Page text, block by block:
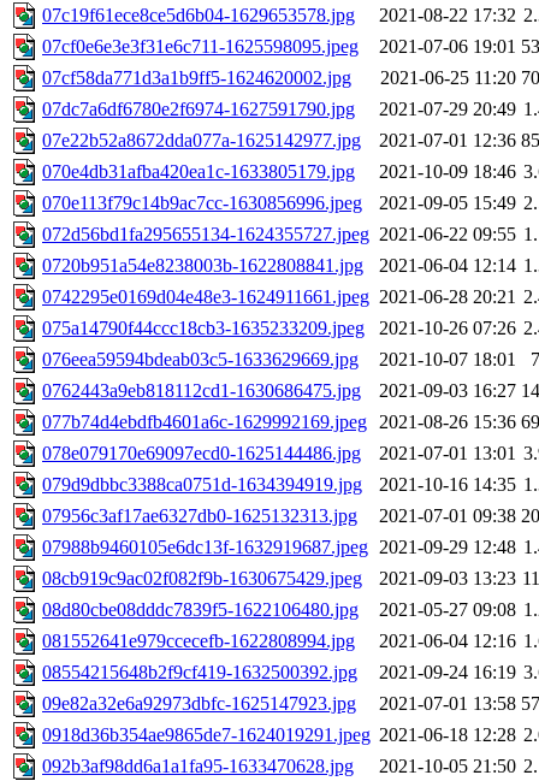
07c19f61ece8ce5d6b04-1629653578.jpg
2021-08-22 17:32
07cf0e6e3e3f31e6c711-1625598095.jpeg
2021-07-06 19:01
07cf58da771d3a1b9ff5-1624620002.jpg
2021-06-25 11:20
07dc7a6df6780e2f6974-1627591790.jpg
2021-07-29 20:49
07e22b52a8672dda077a-1625142977.jpg
2021-07-01 12:36
070e4db31afba420ea1c-1633805179.jpg
2021-10-09 18:46
070e113f79c14b9ac7cc-1630856996.jpeg
2021-09-05 15:49
072d56bd1fa295655134-1624355727.jpeg 2021-06-22 09:55
0720b951a54e8238003b-1622808841.jpg
2021-06-04 12:14
0742295e0169d04e48e3-1624911661.jpeg 2021-06-28 20:21
075a14790f44ccc18cb3-1635233209.jpeg
2021-10-26 07:26
076eea59594bdeab03c5-1633629669.jpg
2021-10-07 18:01
0762443a9eb818112cd1-1630686475.jpg
2021-09-03 16:27
077b74d4ebdfb4601a6c-1629992169.jpeg 2021-08-26 15:36
078e079170e69097ecd0-1625144486.jpg
2021-07-01 13:01
079d9dbbc3388ca0751d-1634394919.jpg
2021-10-16 14:35
07956c3af17ae6327db0-1625132313.jpg
2021-07-01 09:38
07988b9460105e6dc13f-1632919687.jpeg 2021-09-29 12:48
08cb919c9ac02f082f9b-1630675429.jpeg
2021-09-03 13:23
08d80cbe08dddc7839f5-1622106480.jpg
2021-05-27 09:08
081552641e979ccecefb-1622808994.jpg
2021-06-04 12:16
08554215648b2f9cf419-1632500392.jpg
2021-09-24 16:19
09e82a32e6a92973dbfc-1625147923.jpg
2021-07-01 13:58
0918d36b354ae9865de7-1624019291.jpeg 2021-06-18 12:28
092b3af98dd6a1a1fa95-1633470628.jpg
2021-10-05 21:50